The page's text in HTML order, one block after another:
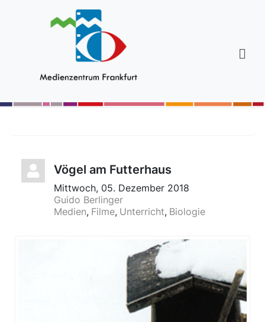
Vögel am Futterhaus
Mittwoch, 05. Dezember 2018
Guido Berlinger
Medien Filme Unterricht Biologie